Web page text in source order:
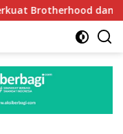
dan Persatuan